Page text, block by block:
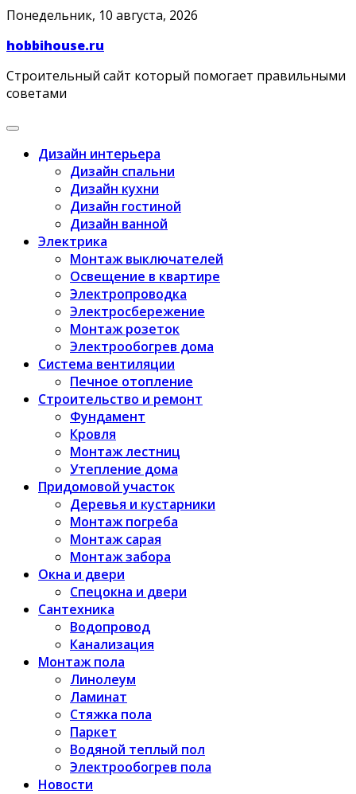
Skip
content
Понедельник, 10 августа, 2026
hobbihouse.ru
Строительный сайт который помогает правильными
советами
Дизайн интерьера
Дизайн спальни
Дизайн кухни
Дизайн гостиной
Дизайн ванной
Электрика
Монтаж выключателей
Освещение в квартире
Электропроводка
Электросбережение
Монтаж розеток
Электрообогрев дома
Система вентиляции
Печное отопление
Строительство и ремонт
Фундамент
Кровля
Монтаж лестниц
Утепление дома
Придомовой участок
Деревья и кустарники
Монтаж погреба
Монтаж сарая
Монтаж забора
Окна и двери
Спецокна и двери
Сантехника
Водопровод
Канализация
Монтаж пола
Линолеум
Ламинат
Стяжка пола
Паркет
Водяной теплый пол
Электрообогрев пола
Новости